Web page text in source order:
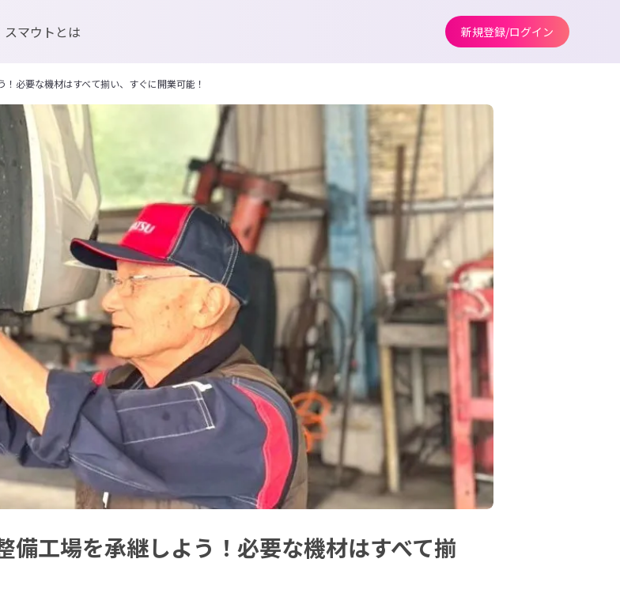
スマウトとは 新規登録/ログイン
必要な機材はすべて揃い、すぐに開業可能！
備工場を承継しよう！必要な機材はすべて揃